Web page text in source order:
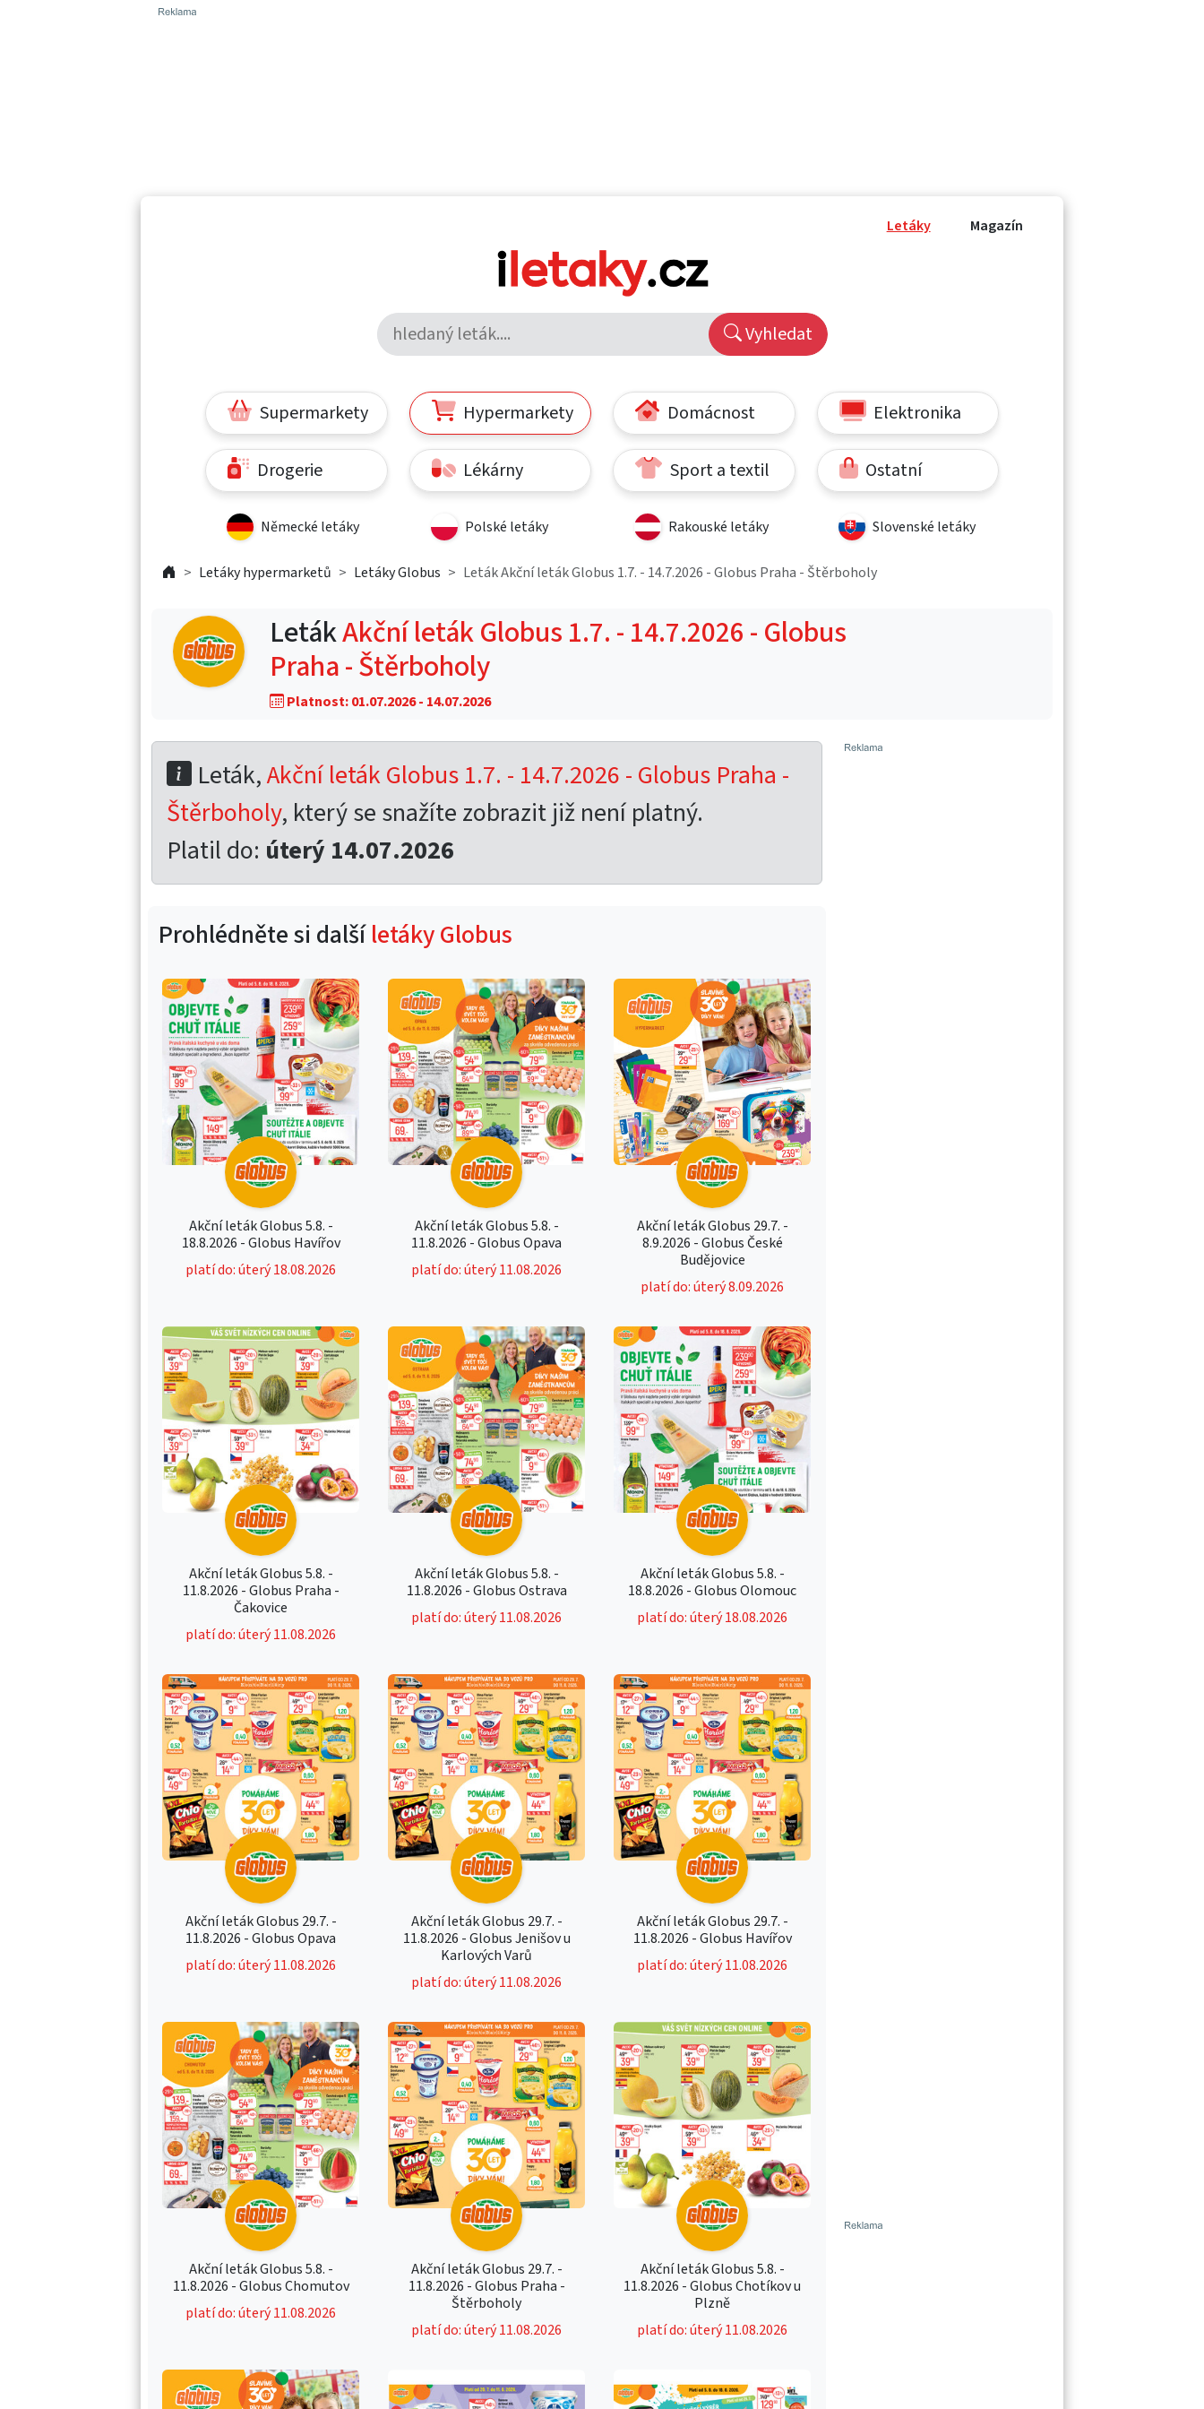
Letáky Magazín
Vyhledat
Supermarkety Hypermarkety Domácnost Elektronika
Drogerie Lékárny Sport a textil Ostatní
Německé letáky Polské letáky Rakouské letáky Slovenské letáky
Letáky hypermarketů Letáky Globus Leták Akční leták Globus 1.7. - 14.7.2026 - Globus Praha - Štěrboholy
LetákAkční leták Globus 1.7. - 14.7.2026 - Globus
Praha - Štěrboholy
Platnost: 01.07.2026 - 14.07.2026
Leták,Akční leták Globus 1.7. - 14.7.2026 - Globus Praha -
Štěrboholy, který se snažíte zobrazit již není platný.
Platil do: úterý 14.07.2026
Prohlédněte si dalšíletáky Globus
Akční leták Globus 5.8. -
18.8.2026 - Globus Havířov
platí do: úterý 18.08.2026
Akční leták Globus 5.8. -
11.8.2026 - Globus Opava
platí do: úterý 11.08.2026
Akční leták Globus 29.7. -
8.9.2026 - Globus České
Budějovice
platí do: úterý 8.09.2026
Akční leták Globus 5.8. -
11.8.2026 - Globus Praha -
Čakovice
platí do: úterý 11.08.2026
Akční leták Globus 5.8. -
11.8.2026 - Globus Ostrava
platí do: úterý 11.08.2026
Akční leták Globus 5.8. -
18.8.2026 - Globus Olomouc
platí do: úterý 18.08.2026
Akční leták Globus 29.7. -
11.8.2026 - Globus Opava
platí do: úterý 11.08.2026
Akční leták Globus 29.7. -
11.8.2026 - Globus Jenišov u
Karlových Varů
platí do: úterý 11.08.2026
Akční leták Globus 29.7. -
11.8.2026 - Globus Havířov
platí do: úterý 11.08.2026
Akční leták Globus 5.8. -
11.8.2026 - Globus Chomutov
platí do: úterý 11.08.2026
Akční leták Globus 29.7. -
11.8.2026 - Globus Praha -
Štěrboholy
platí do: úterý 11.08.2026
Akční leták Globus 5.8. -
11.8.2026 - Globus Chotíkov u
Plzně
platí do: úterý 11.08.2026